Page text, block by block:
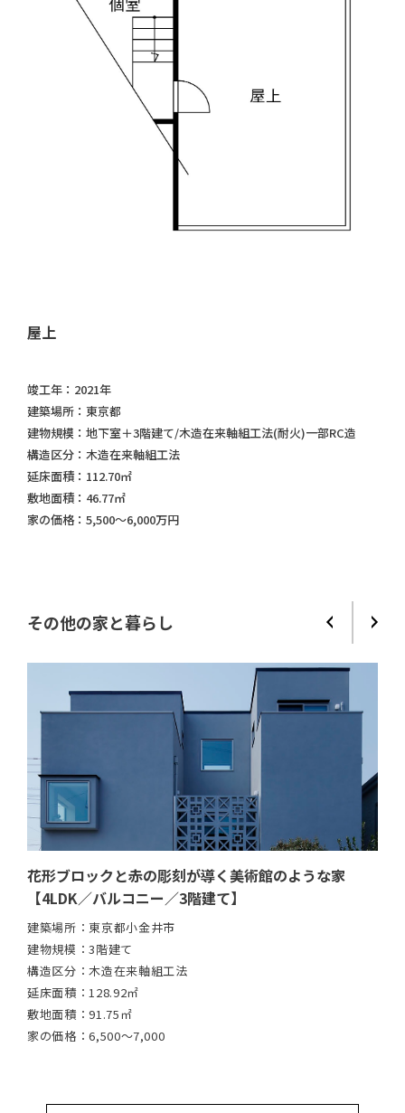
屋上
竣工年： 2021年
建築場所： 東京都
建物規模： 地下室＋3階建て/木造在来軸組工法(耐火)一部RC造
構造区分： 木造在来軸組工法
延床面積： 112.70㎡
敷地面積： 46.77㎡
家の価格： 5,500～6,000万円
その他の家と暮らし
花形ブロックと赤の彫刻が導く美術館のような家
【4LDK／バルコニー／3階建て】
建築場所： 東京都小金井市
建物規模：3階建て
構造区分：木造在来軸組工法
延床面積： 128.92㎡
敷地面積：91.75㎡
家の価格：6,500～7,000